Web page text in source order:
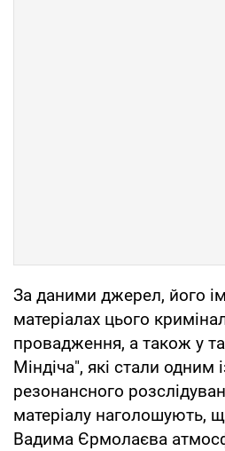
За даними джерел, його
матеріалах цього
провадження, а також у
Міндіча", які стали одним
резонансного
матеріалу наголошують,
Вадима Єрмолаєва